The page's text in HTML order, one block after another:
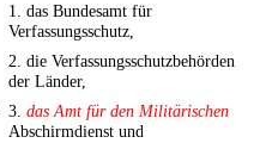
1. das Bundesamt für
Verfassungsschutz,
2. die Verfassungsschutzbehörden
der Länder,
3. das Amt für den Militärischen
Abschirmdienst und